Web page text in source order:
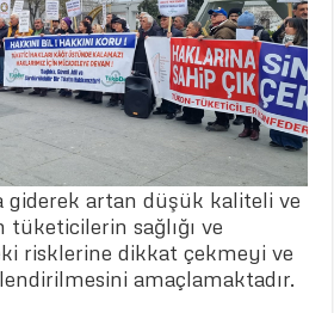
giderek artan düşük kaliteli ve
sağlığı ve
risklerine dikkat çekmeyi ve
amaçlamaktadır.